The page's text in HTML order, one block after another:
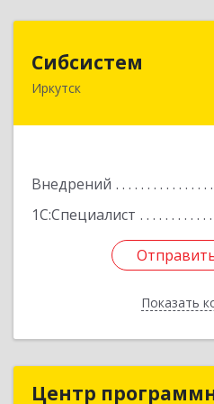
Сибсистем
Иркутск
Внедрений
1С:Специалист
Показать
664007, Иркутская обл,
Центр
Центр